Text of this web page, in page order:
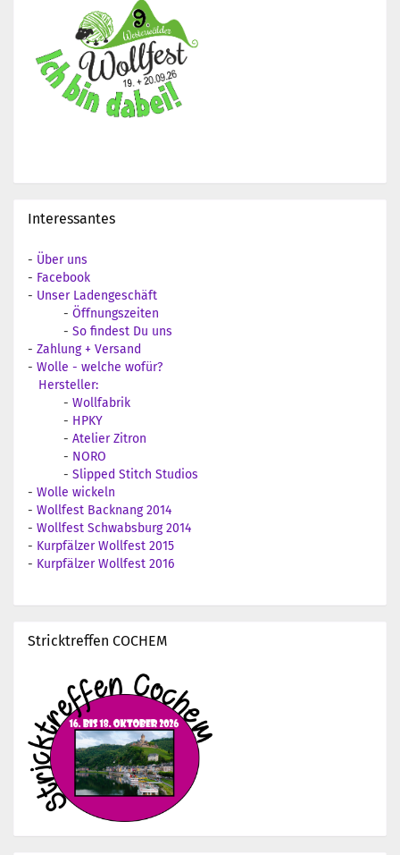
Interessantes
- Über uns
- Facebook
- Unser Ladengeschäft
- Öffnungszeiten
- So findest Du uns
- Zahlung + Versand
- Wolle - welche wofür?
Hersteller:
- Wollfabrik
- HPKY
- Atelier Zitron
- NORO
- Slipped Stitch Studios
- Wolle wickeln
- Wollfest Backnang 2014
- Wollfest Schwabsburg 2014
- Kurpfälzer Wollfest 2015
- Kurpfälzer Wollfest 2016
Stricktreffen COCHEM